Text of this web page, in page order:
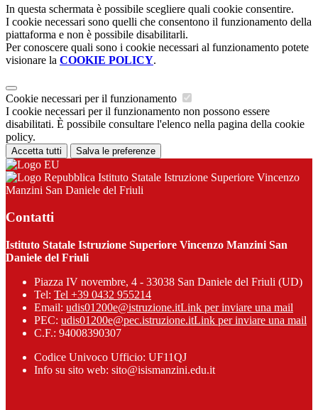
In questa schermata è possibile scegliere quali cookie consentire.
I cookie necessari sono quelli che consentono il funzionamento della
piattaforma e non è possibile disabilitarli.
Per conoscere quali sono i cookie necessari al funzionamento potete
visionare la COOKIE POLICY.
Cookie necessari per il funzionamento
I cookie necessari per il funzionamento non possono essere
disabilitati. È possibile consultare l'elenco nella pagina della cookie
policy.
Accetta tutti Salva le preferenze
Istituto Statale Istruzione Superiore Vincenzo
Manzini San Daniele del Friuli
Contatti
Istituto Statale Istruzione Superiore Vincenzo Manzini San
Daniele del Friuli
Piazza IV novembre, 4 - 33038 San Daniele del Friuli (UD)
Tel: Tel +39 0432 955214
Email: udis01200e@istruzione.itLink per inviare una mail
PEC: udis01200e@pec.istruzione.itLink per inviare una mail
C.F.: 94008390307
Codice Univoco Ufficio: UF11QJ
Info su sito web: sito@isismanzini.edu.it